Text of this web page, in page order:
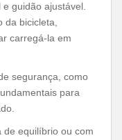
guidão ajustável.
da bicicleta,
carregá-la em
segurança, como
para
de equilíbrio ou com